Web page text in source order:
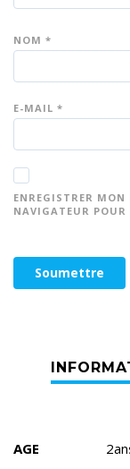
NOM *
E-MAIL *
ENREGISTRER
NAVIGATEUR
AGE